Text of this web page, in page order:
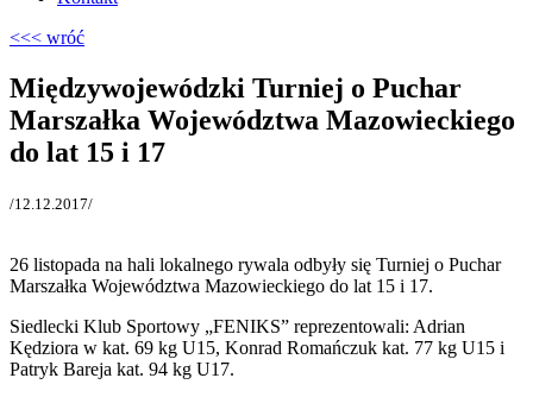
<<< wróć
Międzywojewódzki Turniej o Puchar
Marszałka Województwa Mazowieckiego
do lat 15 i 17
/12.12.2017/
26 listopada na hali lokalnego rywala odbyły się Turniej o Puchar
Marszałka Województwa Mazowieckiego do lat 15 i 17.
Siedlecki Klub Sportowy „FENIKS” reprezentowali: Adrian
Kędziora w kat. 69 kg U15, Konrad Romańczuk kat. 77 kg U15 i
Patryk Bareja kat. 94 kg U17.